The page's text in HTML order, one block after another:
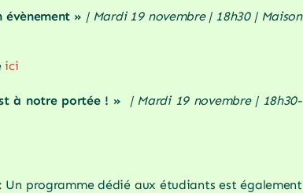
évènement » | Mardi 19 novembre | 18h30 | Maison
ici
à notre portée ! »
| Mardi 19 novembre | 18h30-
programme dédié aux étudiants est également